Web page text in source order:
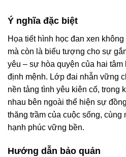
Ý nghĩa đặc biệt
Họa tiết hình học đan xen
mà còn là biểu tượng cho sự
yêu – sự hòa quyện của hai
định mệnh. Lớp đai nhẫn vững
nền tảng tình yêu kiên cố, trong
nhau bên ngoài thể hiện sự
thăng trầm của cuộc sống,
hạnh phúc vững bền.
Hướng dẫn bảo quản